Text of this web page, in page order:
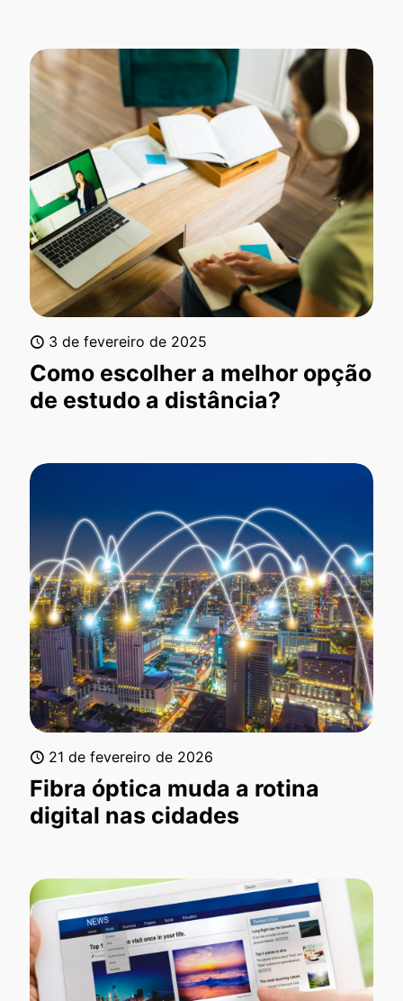
3 de fevereiro de 2025
Como escolher a melhor opção
de estudo a distância?
21 de fevereiro de 2026
Fibra óptica muda a rotina
digital nas cidades